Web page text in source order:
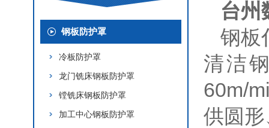
钢板防护罩
冷板防护罩
龙门铣床钢板防护罩
镗铣床钢板防护罩
加工中心钢板防护罩
台州
钢板
清洁
60m/
供圆